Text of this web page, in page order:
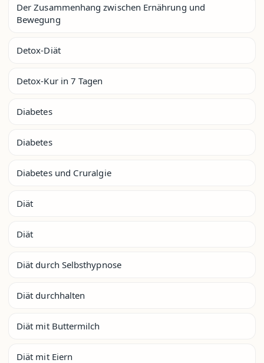
Der Zusammenhang zwischen Ernährung und
Bewegung
Detox-Diät
Detox-Kur in 7 Tagen
Diabetes
Diabetes
Diabetes und Cruralgie
Diät
Diät
Diät durch Selbsthypnose
Diät durchhalten
Diät mit Buttermilch
Diät mit Eiern